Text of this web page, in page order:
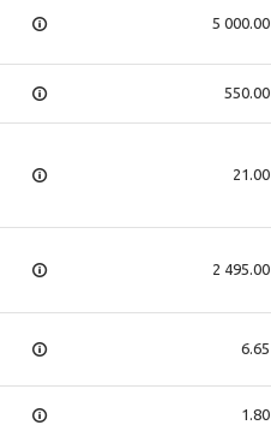
5 000.00
550.00
21.00
2 495.00
6.65
1.80